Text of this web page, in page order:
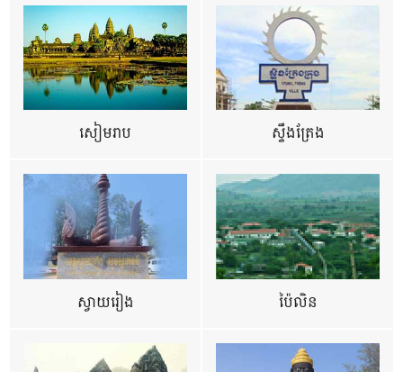
សៀមរាប ស្ទឹងត្រែង
ស្វាយរៀង ប៉ៃលិន